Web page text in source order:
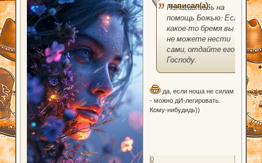
написал(а):
Полагайтесь на
помощь Божью: Если
какое-то бремя вы
не можете нести
сами, отдайте его
Господу.
да, если ноша не силам
- можно дИ-легировать.
Кому-нибудидь))
0